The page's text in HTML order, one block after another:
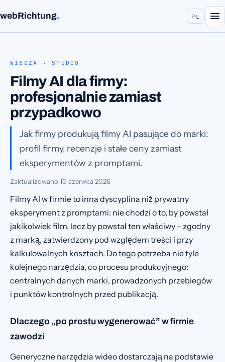
webRichtung. PL
WIEDZA · STUDIO
Filmy AI dla firmy:
profesjonalnie zamiast
przypadkowo
Jak firmy produkują filmy AI pasujące do marki:
profil firmy, recenzje i stałe ceny zamiast
eksperymentów z promptami.
Zaktualizowano 10 czerwca 2026
Filmy AI w firmie to inna dyscyplina niż prywatny
eksperyment z promptami: nie chodzi o to, by powstał
jakikolwiek film, lecz by powstał ten właściwy – zgodny
z marką, zatwierdzony pod względem treści i przy
kalkulowalnych kosztach. Do tego potrzeba nie tyle
kolejnego narzędzia, co procesu produkcyjnego:
centralnych danych marki, prowadzonych przebiegów
i punktów kontrolnych przed publikacją.
Dlaczego „po prostu wygenerować” w firmie
zawodzi
Generyczne narzędzia wideo dostarczają na podstawie